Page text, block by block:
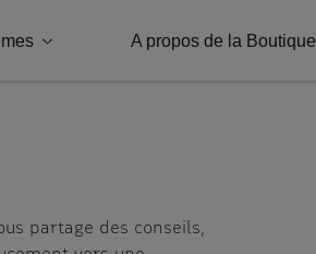
A propos de la Boutique
partage des conseils,